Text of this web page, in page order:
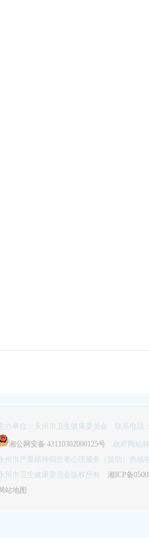
办单位：永州市卫生健康委员会 联系电话
湘公网安备 43110302000125号 政府网站标
州市严重精神病患者心理服务（援助）热线
州市卫生健康委员会版权所有 湘ICP备
站地图